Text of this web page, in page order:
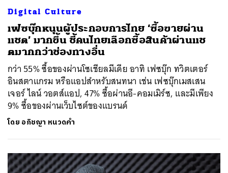
Digital Culture
เฟซบุ๊กหนุนผู้ประกอบการไทย ‘ซื้อขายผ่าน
แชต’ มากขึ้น ชี้คนไทยเลือกซื้อสินค้าผ่านแช
ตมากกว่าช่องทางอื่น
กว่า 55% ซื้อของผ่านโซเชียลมีเดีย อาทิ เฟซบุ๊ก ทวิตเตอร์
อินสตาแกรม หรือแอปสำหรับสนทนา เช่น เฟซบุ๊กเมสเสน
เจอร์ ไลน์ วอตส์แอป, 47% ซื้อผ่านอี-คอมเมิร์ซ, และมีเพียง
9% ซื้อของผ่านเว็บไซต์ของแบรนด์
โดย อภิชญา หนวดคำ
ค้นหา
SHARE TWEET LINE EMAIL